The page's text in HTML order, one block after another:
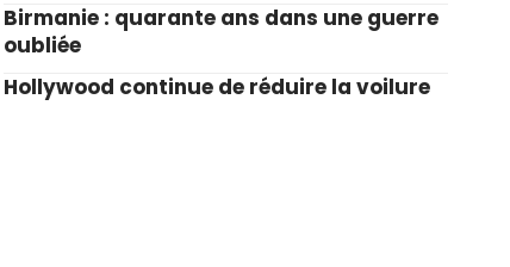
Birmanie : quarante ans dans une guerre
oubliée
Hollywood continue de réduire la voilure